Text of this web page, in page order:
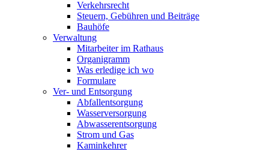
Verkehrsrecht
Steuern, Gebühren und Beiträge
Bauhöfe
Verwaltung
Mitarbeiter im Rathaus
Organigramm
Was erledige ich wo
Formulare
Ver- und Entsorgung
Abfallentsorgung
Wasserversorgung
Abwasserentsorgung
Strom und Gas
Kaminkehrer